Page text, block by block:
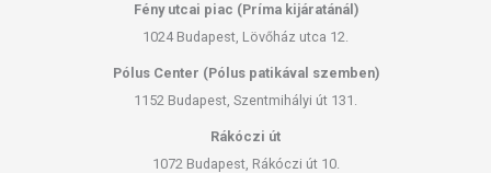
Fény utcai piac (Príma kijáratánál)
1024 Budapest, Lövőház utca 12.
Pólus Center (Pólus patikával szemben)
1152 Budapest, Szentmihályi út 131.
Rákóczi út
1072 Budapest, Rákóczi út 10.